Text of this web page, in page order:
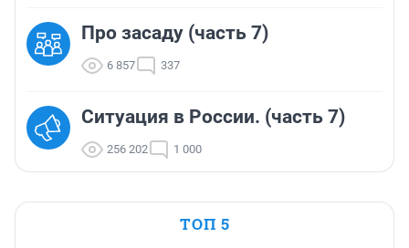
Про засаду (часть 7)
6 857 337
Ситуация в России. (часть 7)
256 202 1 000
ТОП 5